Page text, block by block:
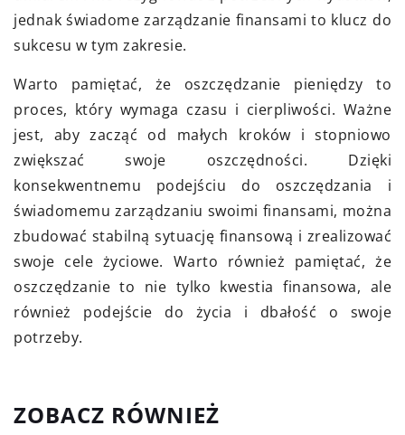
jednak świadome zarządzanie finansami to klucz do
sukcesu w tym zakresie.
Warto pamiętać, że oszczędzanie pieniędzy to
proces, który wymaga czasu i cierpliwości. Ważne
jest, aby zacząć od małych kroków i stopniowo
zwiększać swoje oszczędności. Dzięki
konsekwentnemu podejściu do oszczędzania i
świadomemu zarządzaniu swoimi finansami, można
zbudować stabilną sytuację finansową i zrealizować
swoje cele życiowe. Warto również pamiętać, że
oszczędzanie to nie tylko kwestia finansowa, ale
również podejście do życia i dbałość o swoje
potrzeby.
ZOBACZ RÓWNIEŻ